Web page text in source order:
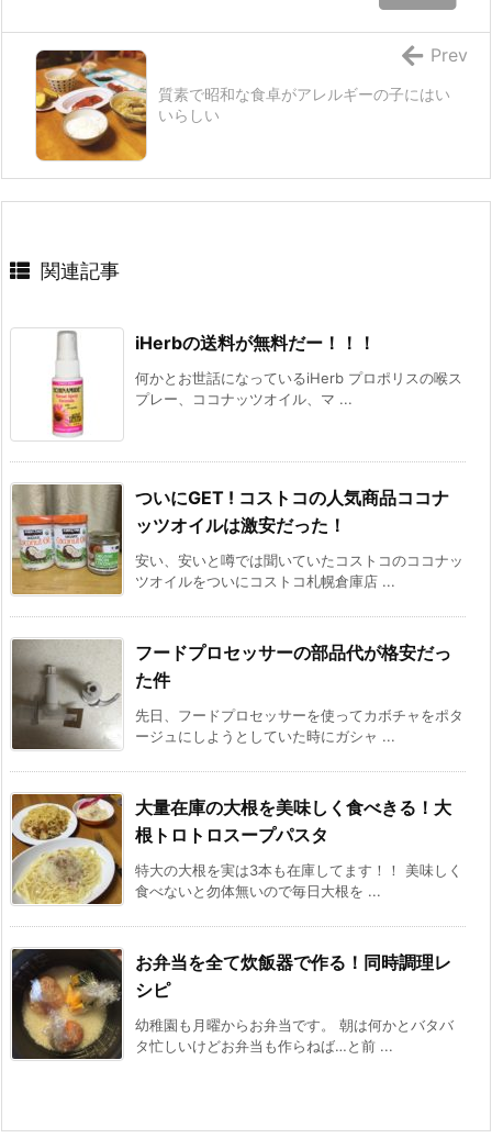
質素で昭和な食卓がアレルギーの子にはい
いらしい
Prev
関連記事
iHerbの送料が無料だー！！！
何かとお世話になっているiHerb プロポリスの喉ス
プレー、ココナッツオイル、マ ...
ついにGET ! コストコの人気商品ココナ
ッツオイルは激安だった！
安い、安いと噂では聞いていたコストコのココナッ
ツオイルをついにコストコ札幌倉庫店 ...
フードプロセッサーの部品代が格安だっ
た件
先日、フードプロセッサーを使ってカボチャをポタ
ージュにしようとしていた時にガシャ ...
大量在庫の大根を美味しく食べきる！大
根トロトロスープパスタ
特大の大根を実は3本も在庫してます！！ 美味しく
食べないと勿体無いので毎日大根を ...
お弁当を全て炊飯器で作る！同時調理レ
シピ
幼稚園も月曜からお弁当です。 朝は何かとバタバ
タ忙しいけどお弁当も作らねば…と前 ...